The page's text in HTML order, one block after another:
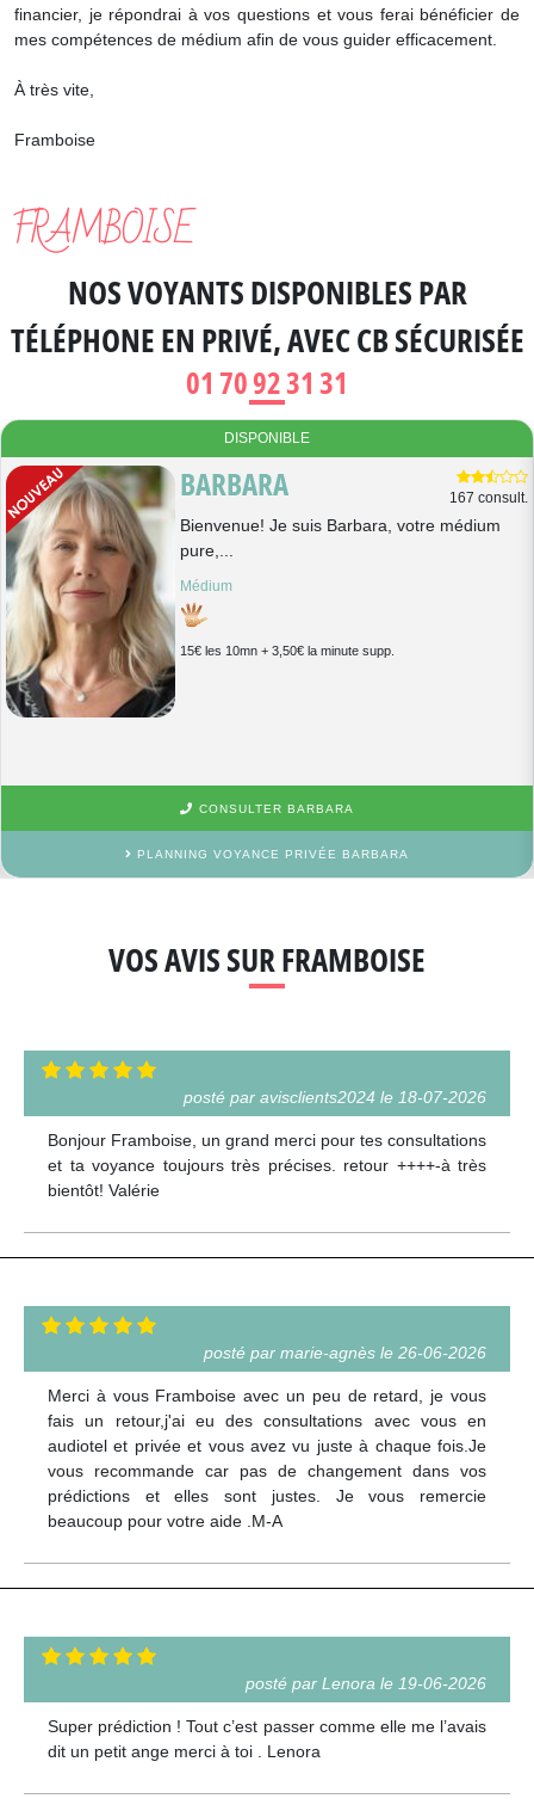
financier, je répondrai à vos questions et vous ferai bénéficier de
mes compétences de médium afin de vous guider efficacement.
À très vite,
Framboise
FRAMBOISE
NOS VOYANTS DISPONIBLESPAR
TÉLÉPHONE EN PRIVÉ, AVEC CB SÉCURISÉE
01 70 92 31 31
DISPONIBLE
BARBARA 167 consult.
Bienvenue! Je suis Barbara, votre médium
pure,...
Médium
15€ les 10mn + 3,50€ la minute supp.
CONSULTER BARBARA
PLANNING VOYANCE PRIVÉE BARBARA
VOS AVIS SUR FRAMBOISE
posté par avisclients2024 le 18-07-2026
Bonjour Framboise, un grand merci pour tes consultations
et ta voyance toujours très précises. retour ++++-à très
bientôt! Valérie
posté par marie-agnès le 26-06-2026
Merci à vous Framboise avec un peu de retard, je vous
fais un retour,j'ai eu des consultations avec vous en
audiotel et privée et vous avez vu juste à chaque fois.Je
vous recommande car pas de changement dans vos
prédictions et elles sont justes. Je vous remercie
beaucoup pour votre aide .M-A
posté par Lenora le 19-06-2026
Super prédiction ! Tout c’est passer comme elle me l’avais
dit un petit ange merci à toi . Lenora